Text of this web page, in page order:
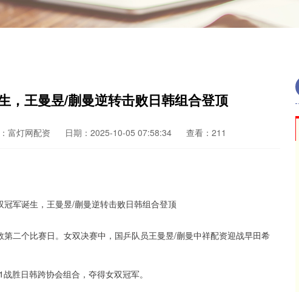
，王曼昱/蒯曼逆转击败日韩组合登顶
富灯网配资 日期：2025-10-05 07:58:34 查看：211
二个比赛日。女双决赛中，国乒队员王曼昱/蒯曼中祥配资迎战早田希
胜日韩跨协会组合，夺得女双冠军。